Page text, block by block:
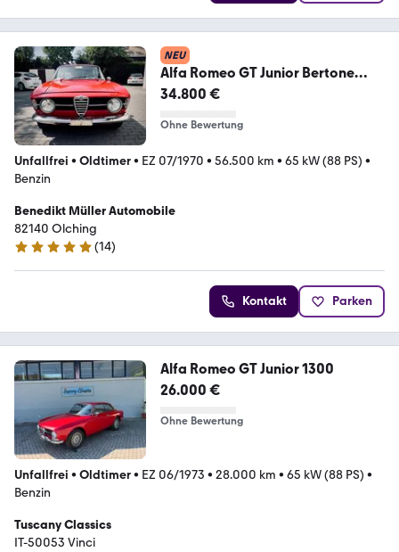
NEU
Alfa Romeo GT Junior Bertone
Kantenhauber
34.800 €
Ohne Bewertung
Unfallfrei • Oldtimer• EZ 07/1970 • 56.500 km • 65 kW (88 PS) •
Benzin
Benedikt Müller Automobile
82140 Olching
5 Sterne
(14)
Kontakt Parken
Alfa Romeo GT Junior 1300
26.000 €
Ohne Bewertung
Unfallfrei • Oldtimer• EZ 06/1973 • 28.000 km • 65 kW (88 PS) •
Benzin
Tuscany Classics
IT-50053 Vinci